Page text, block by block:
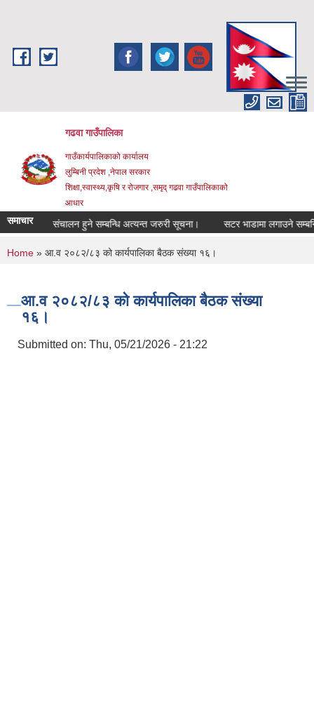
गढवा गाउँपालिका
गाउँकार्यपालिकाको कार्यालय
लुम्बिनी प्रदेश ,नेपाल सरकार
शिक्षा,स्वास्थ्य,कृषि र रोजगार ,समृद् गढवा गाउँपालिकाको
आधार
समाचार
कार्यक्रम संचालन हुने सम्बन्धि अत्यन्त जरुरी सूचना। सटर भाडामा लगाउने सम्बन्धि
You are here
Home » आ.व २०८२/८३ को कार्यपालिका बैठक संख्या १६।
आ.व २०८२/८३ को कार्यपालिका बैठक संख्या
१६।
Submitted on: Thu, 05/21/2026 - 21:22